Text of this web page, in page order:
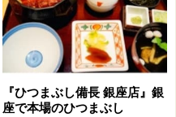
そのものをバランスよく
ーの茎のシャキシャキと
いました。
しみじみ実感できる1杯
『ひつまぶし備長 銀座店』銀
座で本場のひつまぶし